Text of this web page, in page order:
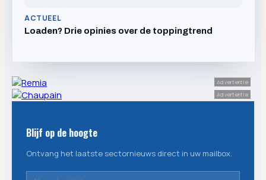
ACTUEEL
Loaden? Drie opinies over de toppingtrend
Advertentie
Advertentie
Blijf op de hoogte
Ontvang het laatste sectornieuws direct in uw mailbox.